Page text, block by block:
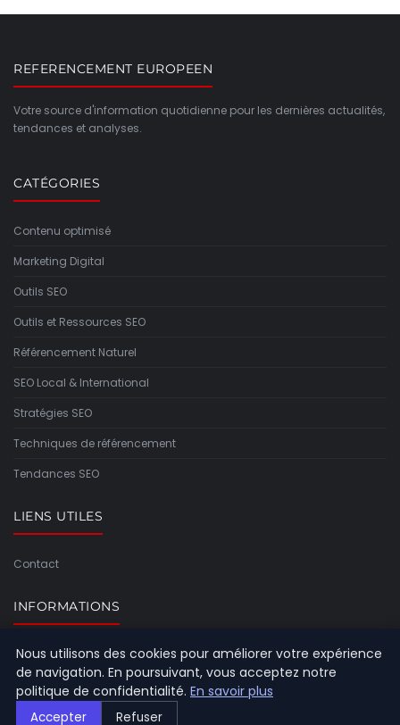
REFERENCEMENT EUROPEEN
Votre source d'information quotidienne pour les dernières actualités,
tendances et analyses.
CATÉGORIES
Contenu optimisé
Marketing Digital
Outils SEO
Outils et Ressources SEO
Référencement Naturel
SEO Local & International
Stratégies SEO
Techniques de référencement
Tendances SEO
LIENS UTILES
Contact
INFORMATIONS
Plan du site
Nous utilisons des cookies pour améliorer votre expérience
de navigation. En poursuivant, vous acceptez notre
politique de confidentialité. En savoir plus
Accepter Refuser